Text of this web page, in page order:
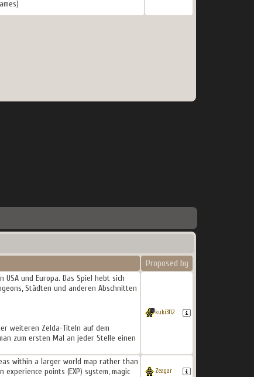
Proposed by
und Europa. Das Spiel hebt sich
Städten und anderen Abschnitten
weiteren Zelda-Titeln auf dem
zum ersten Mal an jeder Stelle einen
kuki3112
within a larger world map rather than
points (EXP) system, magic
Zeagar